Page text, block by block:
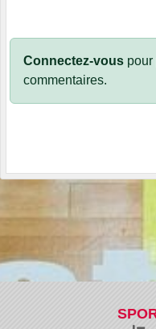
Connectez-vous pour
commentaires.